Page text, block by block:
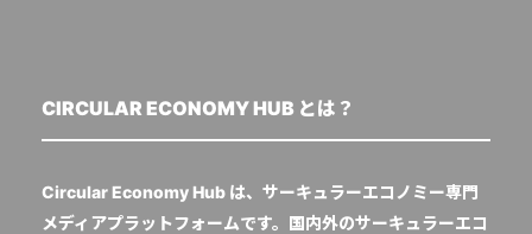
CIRCULAR ECONOMY HUB とは？
Circular Economy Hub は、サーキュラーエコノミー専門
メディアプラットフォームです。国内外のサーキュラーエコ